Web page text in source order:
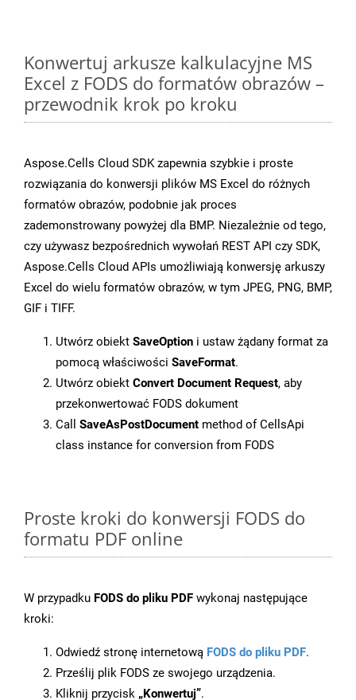
Konwertuj arkusze kalkulacyjne MS
Excel z FODS do formatów obrazów –
przewodnik krok po kroku
Aspose.Cells Cloud SDK zapewnia szybkie i proste
rozwiązania do konwersji plików MS Excel do różnych
formatów obrazów, podobnie jak proces
zademonstrowany powyżej dla BMP. Niezależnie od tego,
czy używasz bezpośrednich wywołań REST API czy SDK,
Aspose.Cells Cloud APIs umożliwiają konwersję arkuszy
Excel do wielu formatów obrazów, w tym JPEG, PNG, BMP,
GIF i TIFF.
Utwórz obiekt SaveOption i ustaw żądany format za
pomocą właściwości SaveFormat.
Utwórz obiekt Convert Document Request, aby
przekonwertować FODS dokument
Call SaveAsPostDocument method of CellsApi
class instance for conversion from FODS
Proste kroki do konwersji FODS do
formatu PDF online
W przypadku FODS do pliku PDF wykonaj następujące
kroki:
Odwiedź stronę internetową FODS do pliku PDF.
Prześlij plik FODS ze swojego urządzenia.
Kliknij przycisk „Konwertuj”.